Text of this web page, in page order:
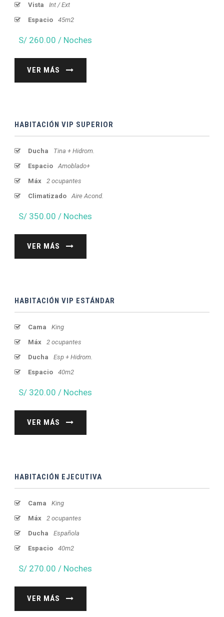
Vista
Int / Ext
Espacio
45m2
S/ 260.00 / Noches
VER MÁS
HABITACIÓN VIP SUPERIOR
Ducha
Tina + Hidrom.
Espacio
Amoblado+
Máx
2 ocupantes
Climatizado
Aire Acond.
S/ 350.00 / Noches
VER MÁS
HABITACIÓN VIP ESTÁNDAR
Cama
King
Máx
2 ocupantes
Ducha
Esp + Hidrom.
Espacio
40m2
S/ 320.00 / Noches
VER MÁS
HABITACIÓN EJECUTIVA
Cama
King
Máx
2 ocupantes
Ducha
Española
Espacio
40m2
S/ 270.00 / Noches
VER MÁS